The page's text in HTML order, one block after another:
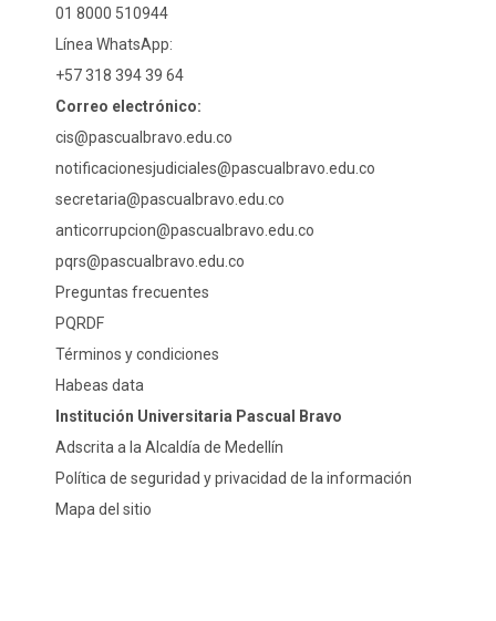
01 8000 510944
Línea WhatsApp:
+57 318 394 39 64
Correo electrónico:
cis@pascualbravo.edu.co
notificacionesjudiciales@pascualbravo.edu.co
secretaria@pascualbravo.edu.co
anticorrupcion@pascualbravo.edu.co
pqrs@pascualbravo.edu.co
Preguntas frecuentes
PQRDF
Términos y condiciones
Habeas data
Institución Universitaria Pascual Bravo
Adscrita a la Alcaldía de Medellín
Política de seguridad y privacidad de la información
Mapa del sitio